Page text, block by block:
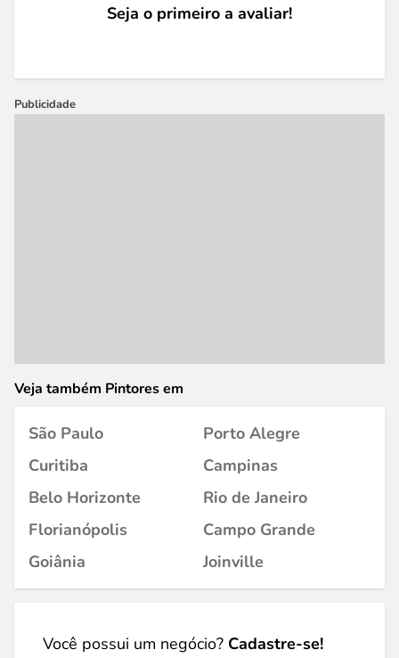
Seja o primeiro a avaliar!
Publicidade
Veja também Pintores em
São Paulo
Porto Alegre
Curitiba
Campinas
Belo Horizonte
Rio de Janeiro
Florianópolis
Campo Grande
Goiânia
Joinville
Você possui um negócio? Cadastre-se!